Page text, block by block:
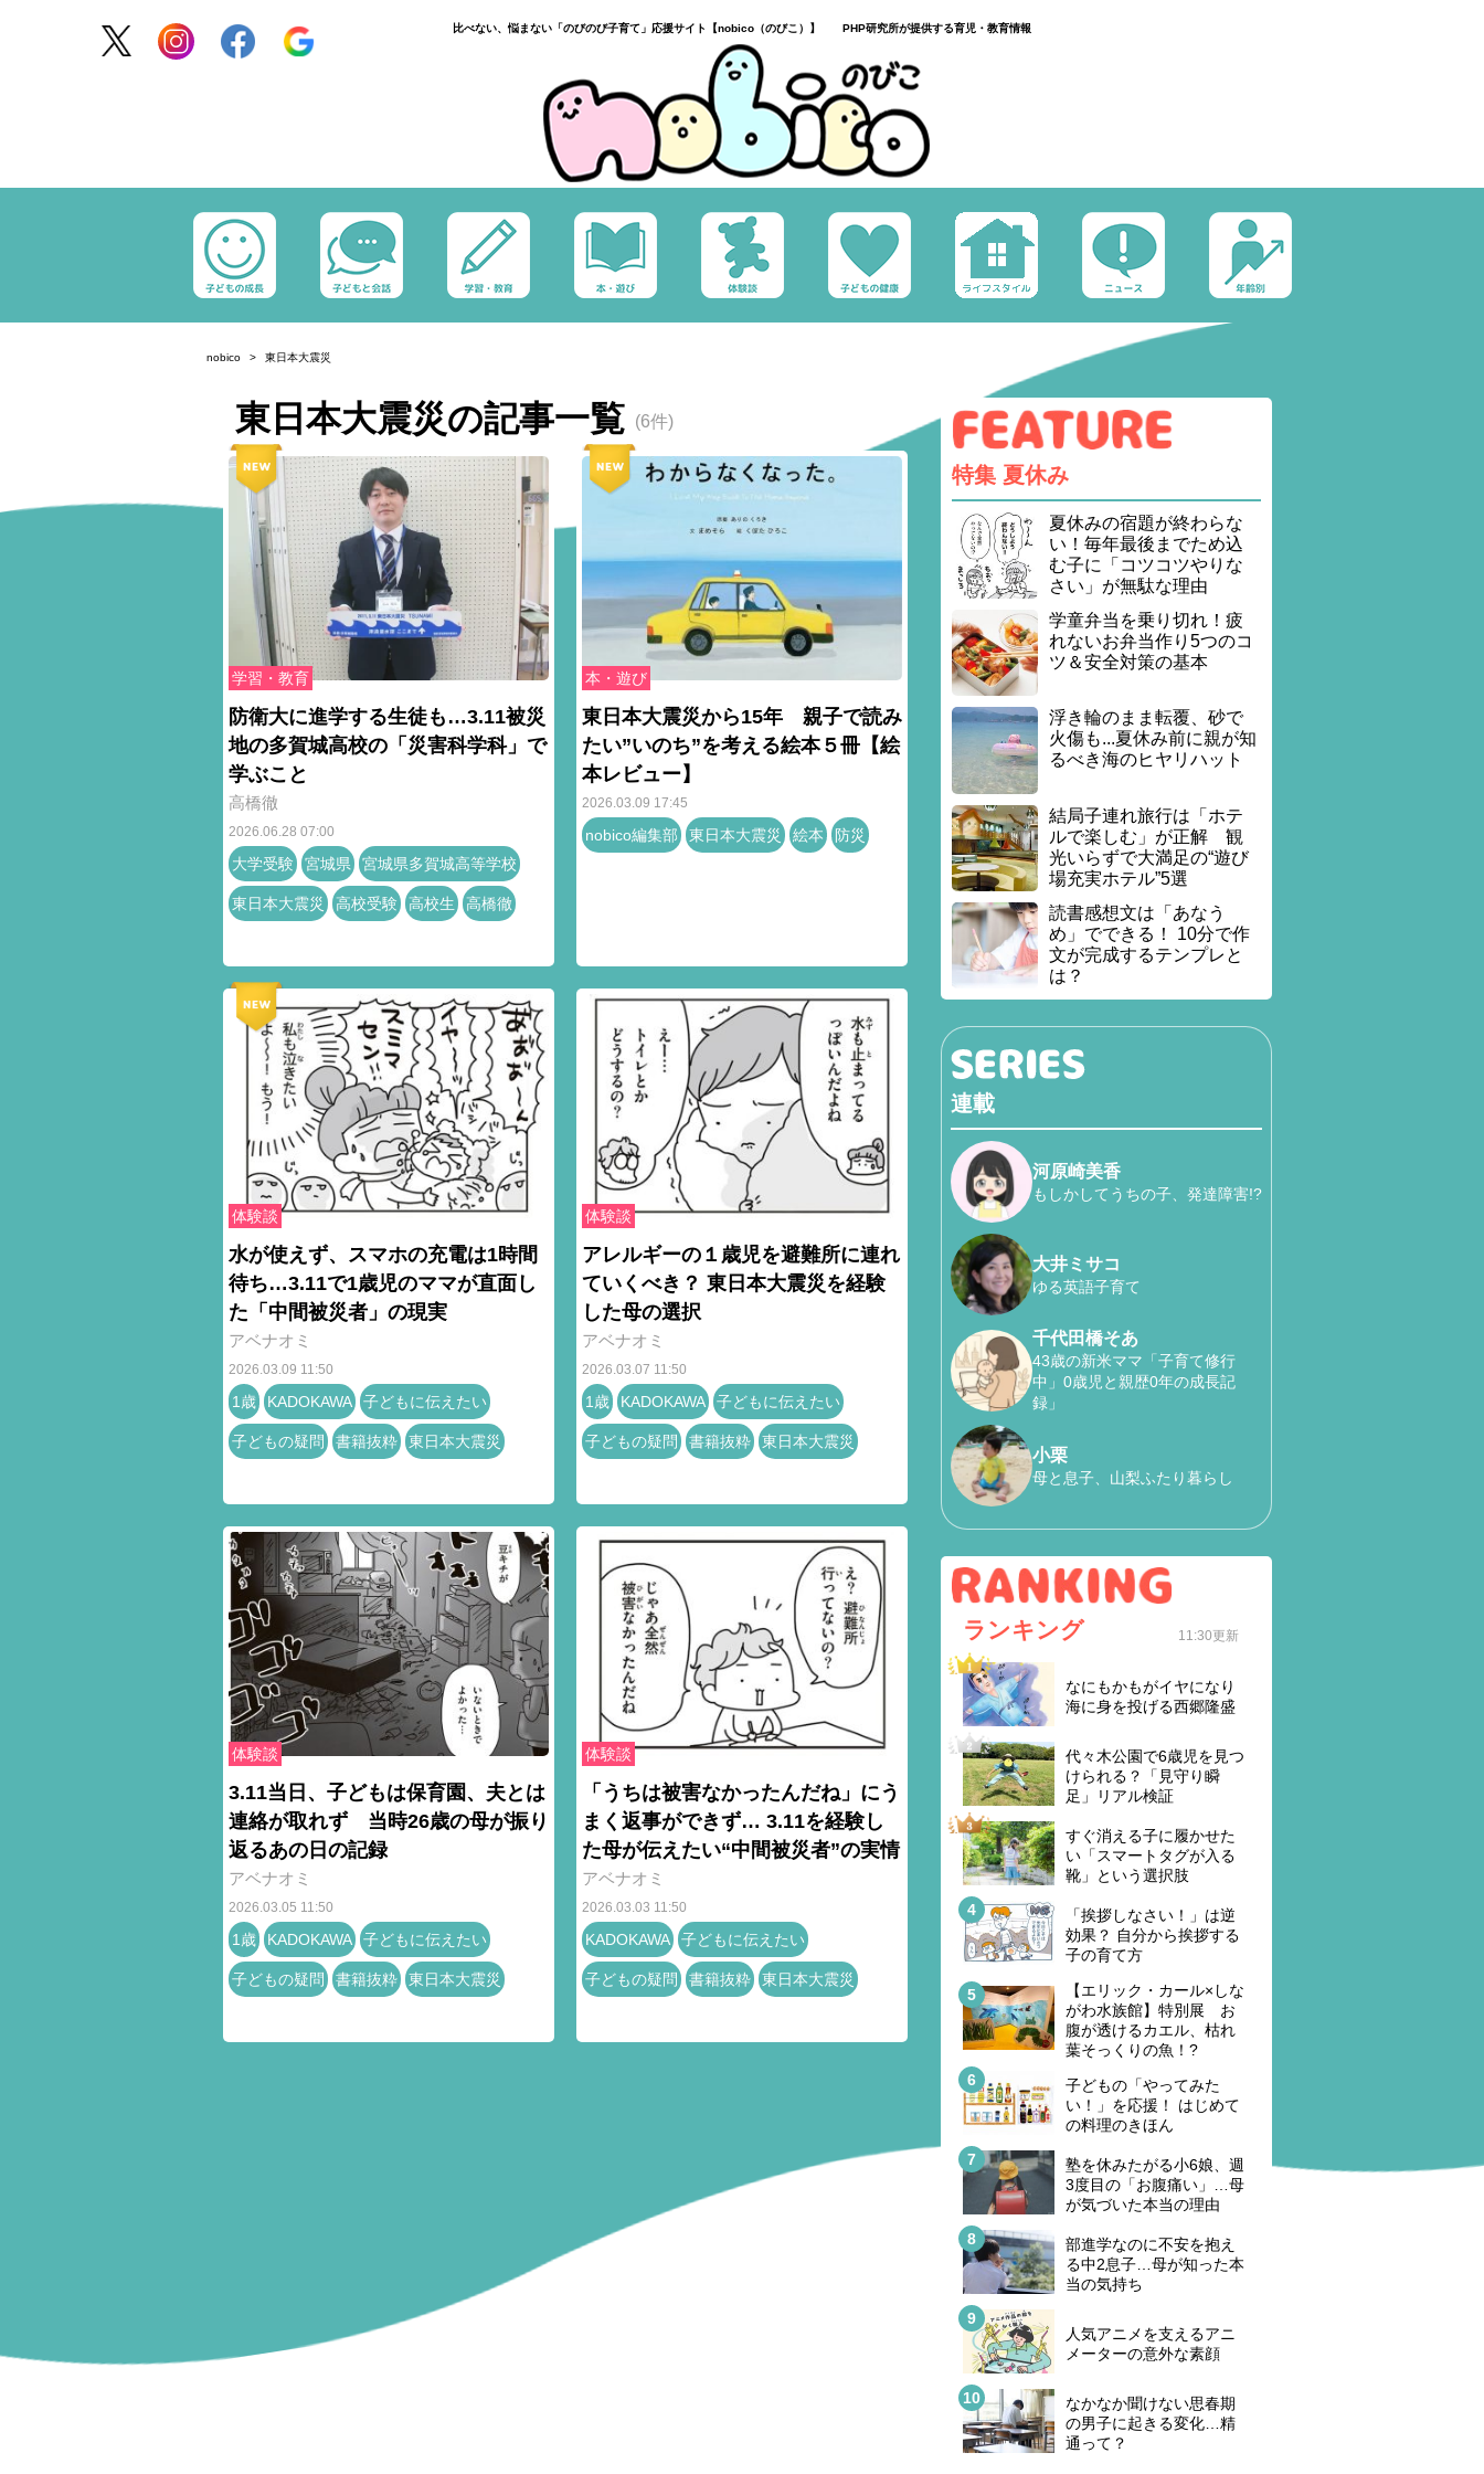
比べない、悩まない「のびのび子育て」応援サイト【nobico（のびこ）】 PHP研究所が提供する育児・教育情報
nobico 東日本大震災
東日本大震災の記事一覧 (6件)
学習・教育
防衛大に進学する生徒も…3.11被災
地の多賀城高校の「災害科学科」で
学ぶこと
高橋徹
2026.06.28 07:00
大学受験 宮城県 宮城県多賀城高等学校
東日本大震災 高校受験 高校生 高橋徹
本・遊び
東日本大震災から15年 親子で読み
たい”いのち”を考える絵本５冊【絵
本レビュー】
2026.03.09 17:45
nobico編集部 東日本大震災 絵本 防災
体験談
水が使えず、スマホの充電は1時間
待ち…3.11で1歳児のママが直面し
た「中間被災者」の現実
アベナオミ
2026.03.09 11:50
1歳 KADOKAWA 子どもに伝えたい
子どもの疑問 書籍抜粋 東日本大震災
体験談
アレルギーの１歳児を避難所に連れ
ていくべき？ 東日本大震災を経験
した母の選択
アベナオミ
2026.03.07 11:50
1歳 KADOKAWA 子どもに伝えたい
子どもの疑問 書籍抜粋 東日本大震災
体験談
3.11当日、子どもは保育園、夫とは
連絡が取れず 当時26歳の母が振り
返るあの日の記録
アベナオミ
2026.03.05 11:50
1歳 KADOKAWA 子どもに伝えたい
子どもの疑問 書籍抜粋 東日本大震災
体験談
「うちは被害なかったんだね」にう
まく返事ができず… 3.11を経験し
た母が伝えたい“中間被災者”の実情
アベナオミ
2026.03.03 11:50
KADOKAWA 子どもに伝えたい
子どもの疑問 書籍抜粋 東日本大震災
特集 夏休み
夏休みの宿題が終わらな
い！毎年最後までため込
む子に「コツコツやりな
さい」が無駄な理由
学童弁当を乗り切れ！疲
れないお弁当作り5つのコ
ツ＆安全対策の基本
浮き輪のまま転覆、砂で
火傷も...夏休み前に親が知
るべき海のヒヤリハット
結局子連れ旅行は「ホテ
ルで楽しむ」が正解 観
光いらずで大満足の“遊び
場充実ホテル”5選
読書感想文は「あなう
め」でできる！ 10分で作
文が完成するテンプレと
は？
連載
河原崎美香
もしかしてうちの子、発達障害!?
大井ミサコ
ゆる英語子育て
千代田橋そあ
43歳の新米ママ「子育て修行
中」0歳児と親歴0年の成長記
録」
小栗
母と息子、山梨ふたり暮らし
ランキング 11:30更新
なにもかもがイヤになり
海に身を投げる西郷隆盛
代々木公園で6歳児を見つ
けられる？「見守り瞬
足」リアル検証
すぐ消える子に履かせた
い「スマートタグが入る
靴」という選択肢
「挨拶しなさい！」は逆
効果？ 自分から挨拶する
子の育て方
【エリック・カール×しな
がわ水族館】特別展 お
腹が透けるカエル、枯れ
葉そっくりの魚！?
子どもの「やってみた
い！」を応援！ はじめて
の料理のきほん
塾を休みたがる小6娘、週
3度目の「お腹痛い」…母
が気づいた本当の理由
部進学なのに不安を抱え
る中2息子…母が知った本
当の気持ち
人気アニメを支えるアニ
メーターの意外な素顔
なかなか聞けない思春期
の男子に起きる変化…精
通って？